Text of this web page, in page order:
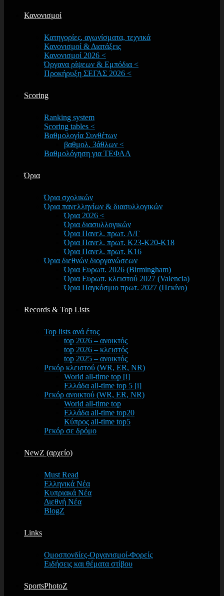
Κανονισμοί
Κατηγορίες, αγωνίσματα, τεχνικά
Κανονισμοί & Διατάξεις
Κανονισμοί 2026 <
Όργανα ρίψεων & Εμπόδια <
Προκήρυξη ΣΕΓΑΣ 2026 <
Scoring
Ranking system
Scoring tables <
Βαθμολογία Συνθέτων
βαθμολ. 3άθλων <
Βαθμολόγηση για ΤΕΦΑΑ
Όρια
Όρια σχολικών
Όρια πανελληνίων & διασυλλογικών
Όρια 2026 <
Όρια διασυλλογικών
Όρια Πανελ. πρωτ. Α/Γ
Όρια Πανελ. πρωτ. Κ23-Κ20-Κ18
Όρια Πανελ. πρωτ. Κ16
Όρια διεθνών διοργανώσεων
Όρια Ευρωπ. 2026 (Birmingham)
Όρια Ευρωπ. κλειστού 2027 (Valencia)
Όρια Παγκόσμιο πρωτ. 2027 (Πεκίνο)
Records & Top Lists
Top lists ανά έτος
top 2026 – ανοικτός
top 2026 – κλειστός
top 2025 – ανοικτός
Ρεκόρ κλειστού (WR, ER, NR)
World all-time top [i]
Ελλάδα all-time top 5 [i]
Ρεκόρ ανοικτού (WR, ER, NR)
World all-time top
Ελλάδα all-time top20
Κύπρος all-time top5
Ρεκόρ σε δρόμο
NewZ (αρχείο)
Must Read
Ελληνικά Νέα
Κυπριακά Νέα
Διεθνή Νέα
BlogZ
Links
Ομοσπονδίες-Οργανισμοί-Φορείς
Ειδήσεις και θέματα στίβου
SportsPhotoZ